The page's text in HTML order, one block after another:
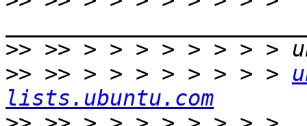
>>
>> >> > > > > > > > >
lists.ubuntu.com